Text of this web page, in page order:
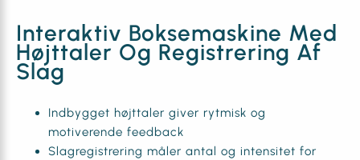
Interaktiv Boksemaskine Med
Højttaler Og Registrering Af
Slag
Indbygget højttaler giver rytmisk og
motiverende feedback
Slagregistrering måler antal og intensitet for